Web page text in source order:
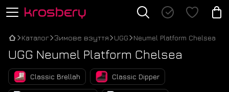
Каталог Зимове взуття UGG Neumel Platform Chelsea
UGG Neumel Platform Chelsea
Classic Brellah Classic Dipper